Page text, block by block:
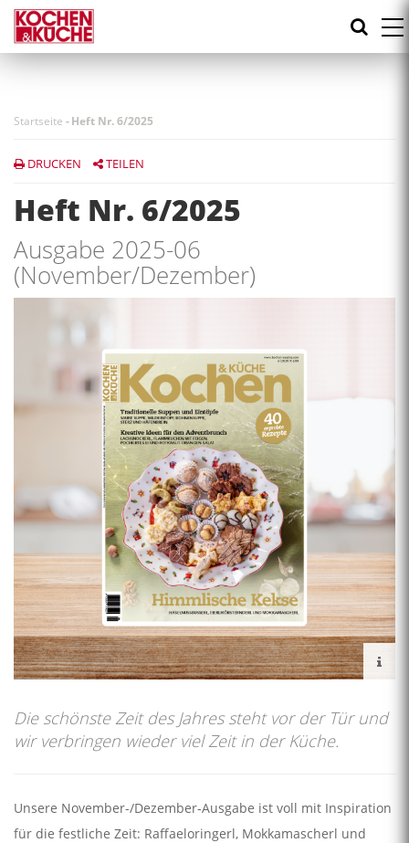
Direkt
zum
Inhalt
Startseite -Heft Nr. 6/2025
DRUCKEN TEILEN
Heft Nr. 6/2025
Ausgabe 2025-06
(November/Dezember)
Die schönste Zeit des Jahres steht vor der Tür und
wir verbringen wieder viel Zeit in der Küche.
Unsere November-/Dezember-Ausgabe ist voll mit Inspiration
für die festliche Zeit: Raffaeloringerl, Mokkamascherl und